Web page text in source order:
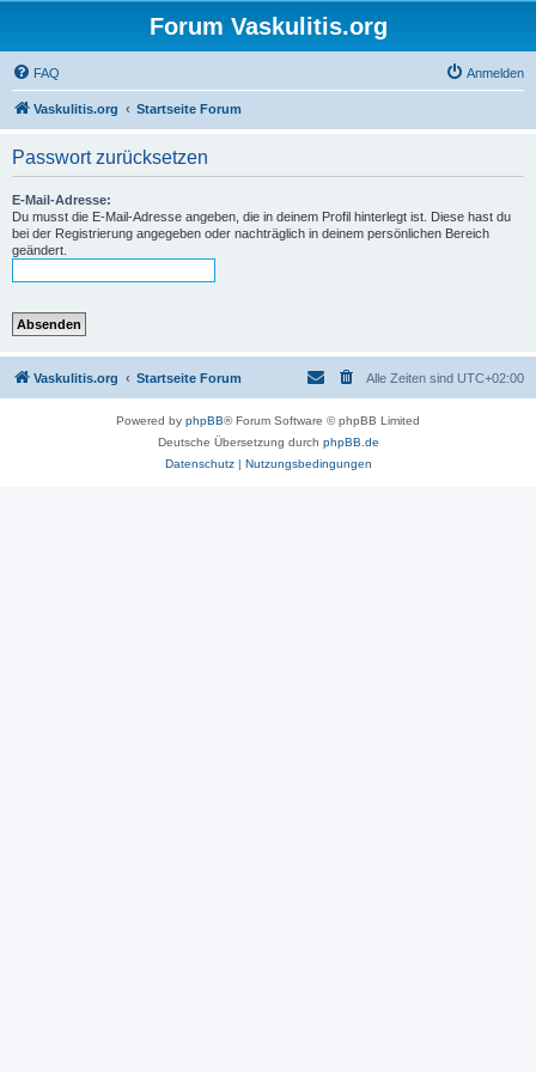
Forum Vaskulitis.org
FAQ Anmelden
Vaskulitis.org Startseite Forum
Passwort zurücksetzen
E-Mail-Adresse:
Du musst die E-Mail-Adresse angeben, die in deinem Profil hinterlegt ist. Diese hast du
bei der Registrierung angegeben oder nachträglich in deinem persönlichen Bereich
geändert.
Vaskulitis.org Startseite Forum Alle Zeiten sind UTC+02:00
Powered by phpBB® Forum Software © phpBB Limited
Deutsche Übersetzung durch phpBB.de
Datenschutz| Nutzungsbedingungen